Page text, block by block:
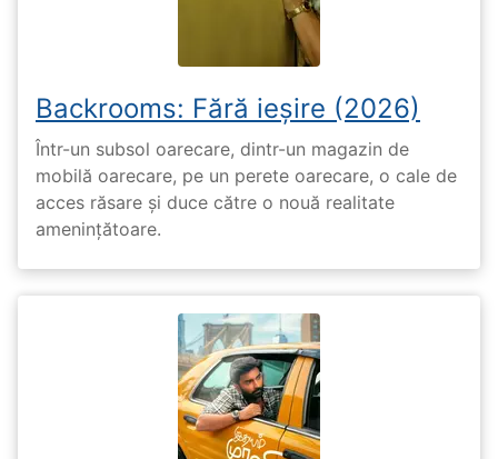
Backrooms: Fără ieșire (2026)
Într-un subsol oarecare, dintr-un magazin de
mobilă oarecare, pe un perete oarecare, o cale de
acces răsare și duce către o nouă realitate
amenințătoare.